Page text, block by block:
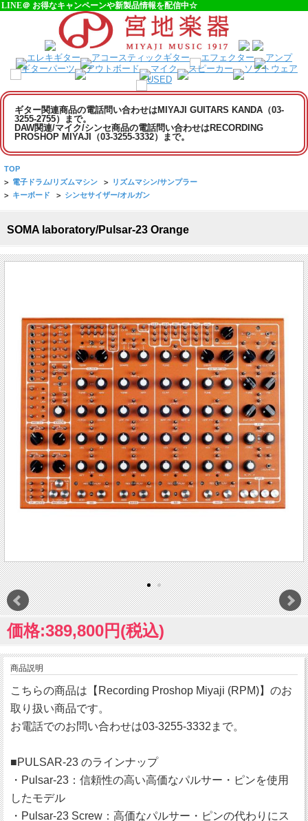
LINE＠ お得なキャンペーンや新製品情報を配信中☆
ギター関連商品の電話問い合わせはMIYAJI GUITARS KANDA（03-
3255-2755）まで。
DAW関連/マイク/シンセ商品の電話問い合わせはRECORDING
PROSHOP MIYAJI（03-3255-3332）まで。
TOP
> 電子ドラム/リズムマシン > リズムマシン/サンプラー
> キーボード > シンセサイザー/オルガン
SOMA laboratory/Pulsar-23 Orange
価格:389,800円(税込)
商品説明
こちらの商品は【Recording Proshop Miyaji (RPM)】のお
取り扱い商品です。
お電話でのお問い合わせは03-3255-3332まで。
■PULSAR-23 のラインナップ
・Pulsar-23：信頼性の高い高価なパルサー・ピンを使用
したモデル
・Pulsar-23 Screw：高価なパルサー・ピンの代わりにス